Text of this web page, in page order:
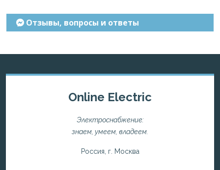
Отзывы, вопросы и ответы
Online Electric
Электроснабжение:
знаем, умеем, владеем.
Россия, г. Москва